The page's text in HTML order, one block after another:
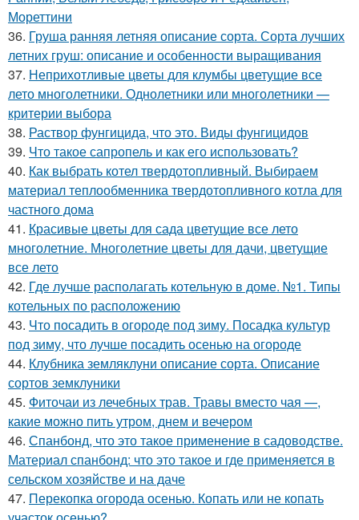
Мореттини
36. Груша ранняя летняя описание сорта. Сорта лучших
летних груш: описание и особенности выращивания
37. Неприхотливые цветы для клумбы цветущие все
лето многолетники. Однолетники или многолетники —
критерии выбора
38. Раствор фунгицида, что это. Виды фунгицидов
39. Что такое сапропель и как его использовать?
40. Как выбрать котел твердотопливный. Выбираем
материал теплообменника твердотопливного котла для
частного дома
41. Красивые цветы для сада цветущие все лето
многолетние. Многолетние цветы для дачи, цветущие
все лето
42. Где лучше располагать котельную в доме. №1. Типы
котельных по расположению
43. Что посадить в огороде под зиму. Посадка культур
под зиму, что лучше посадить осенью на огороде
44. Клубника земляклуни описание сорта. Описание
сортов земклуники
45. Фиточаи из лечебных трав. Травы вместо чая —,
какие можно пить утром, днем и вечером
46. Спанбонд, что это такое применение в садоводстве.
Материал спанбонд: что это такое и где применяется в
сельском хозяйстве и на даче
47. Перекопка огорода осенью. Копать или не копать